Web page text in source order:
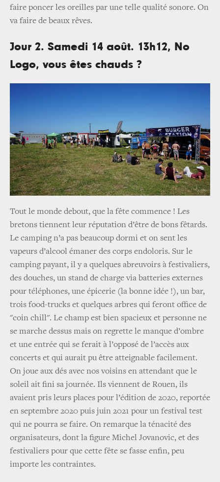
faire poncer les oreilles par une telle qualité sonore. On
va faire de beaux rêves.
Jour 2. Samedi 14 août. 13h12, No
Logo, vous êtes chauds ?
Tout le monde debout, que la fête commence ! Les
bretons tiennent leur réputation d’être de bons fêtards.
Le camping n’a pas beaucoup dormi et on sent les
vapeurs d’alcool émaner des corps endoloris. Sur le
camping payant, il y a quelques abreuvoirs à festivaliers,
des douches, un stand de charge via batteries externes
pour téléphones, une épicerie (la bonne idée !), un bar,
trois food-trucks et quelques arbres qui feront office de
"coin chill". Le champ est bien spacieux et personne ne
se marche dessus mais on regrette le manque d’ombre
et une entrée qui se ferait à l’opposé de l’accès aux
concerts et qui aurait pu être atteignable facilement.
On joue aux dés avec nos voisins en attendant que le
soleil ait fini sa journée. Ils viennent de Rouen, ils
avaient pris leurs places pour l’édition de 2020, reportée
en septembre 2020 puis juin 2021 pour un festival test
qui ne pourra se faire. On remarque la ténacité des
organisateurs, dont la figure Michel Jovanovic, et des
festivaliers pour que cette fête se fasse enfin, peu
importe les contraintes.